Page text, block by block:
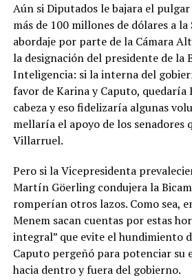
Aún si Diputados le bajara el
más de 100 millones de dólares a
abordaje por parte de la Cámara
la designación del presidente de la
Inteligencia: si la interna del
favor de Karina y Caputo, quedaría
cabeza y eso fidelizaría algunas
mellaría el apoyo de los senadores
Villarruel.
Pero si la Vicepresidenta
Martín Göerling condujera la
romperían otros lazos. Como sea,
Menem sacan cuentas por estas
integral” que evite el hundimiento
Caputo pergeñó para potenciar su
hacia dentro y fuera del gobierno.